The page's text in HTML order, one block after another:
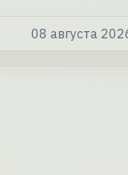
08 августа